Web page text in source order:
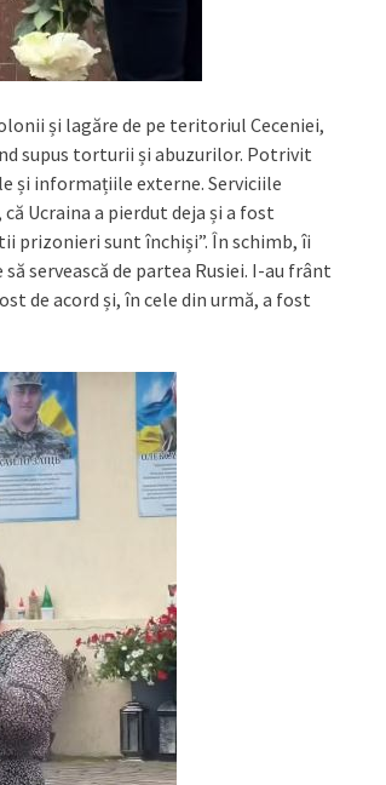
și lagăre de pe teritoriul Ceceniei,
supus torturii și abuzurilor. Potrivit
și informațiile externe. Serviciile
Ucraina a pierdut deja și a fost
prizonieri sunt închiși”. În schimb, îi
servească de partea Rusiei. I-au frânt
de acord și, în cele din urmă, a fost